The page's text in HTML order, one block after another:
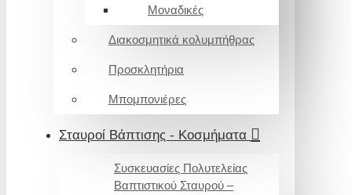
Μοναδικές
Διακοσμητικά κολυμπήθρας
Προσκλητήρια
Μπομπονιέρες
Σταυροί Βάπτισης - Κοσμήματα
Συσκευασίες Πολυτελείας
Βαπτιστικού Σταυρού –